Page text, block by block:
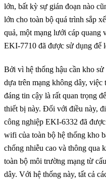
lớn, bất kỳ sự gián đoạn nào
lớn cho toàn bộ quá trình sắp
quả, một mạng lưới cáp quang
EKI-7710 đã được sử dụng để
Bởi vì hệ thống hậu cần kho
dựa trên mạng không dây,
đáng tin cậy là rất quan trọng
thiết bị này. Đối với điều này,
công nghiệp EKI-6332 đã
wifi của toàn bộ hệ thống kho
chống nhiễu cao và thông qua
toàn bộ môi trường mạng từ
dây. Với hệ thống này, tất cả